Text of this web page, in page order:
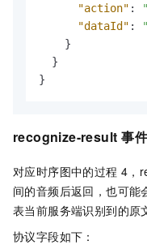
"action" :
"dataId" :
}
}
}
recognize-result 事
对应时序图中的过程 4，
间的音频后返回，也可能
表当前服务端识别到的原
协议字段如下：